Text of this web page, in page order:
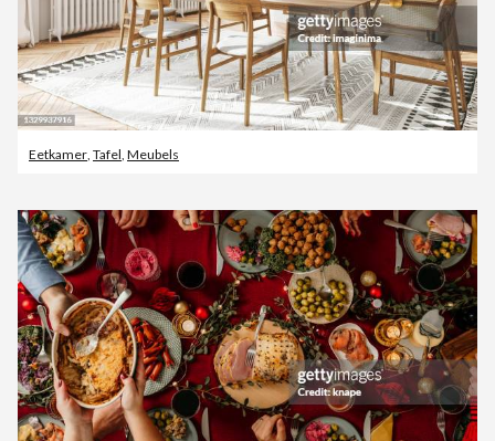
Eetkamer, Tafel, Meubels